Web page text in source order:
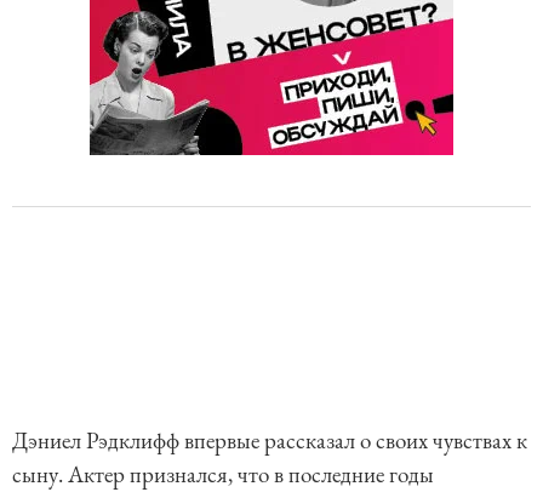
Дэниел Рэдклифф впервые рассказал о своих чувствах к
сыну. Актер признался, что в последние годы